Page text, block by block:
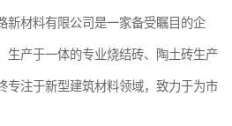
新材料有限公司是一家备受瞩目的企
生产于一体的专业烧结砖、陶土砖生产
专注于新型建筑材料领域，致力于为市